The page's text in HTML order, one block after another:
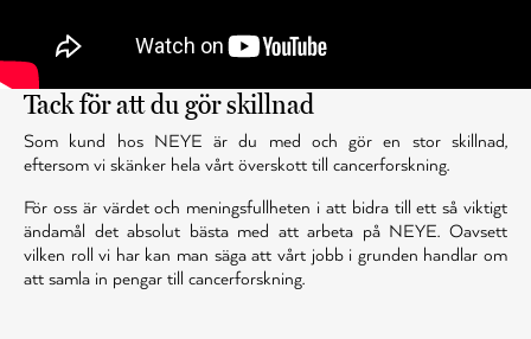
Tack för att du gör skillnad
Som kund hos NEYE är du med och gör en stor skillnad,
eftersom vi skänker hela vårt överskott till cancerforskning.
För oss är värdet och meningsfullheten i att bidra till ett så viktigt
ändamål det absolut bästa med att arbeta på NEYE. Oavsett
vilken roll vi har kan man säga att vårt jobb i grunden handlar om
att samla in pengar till cancerforskning.